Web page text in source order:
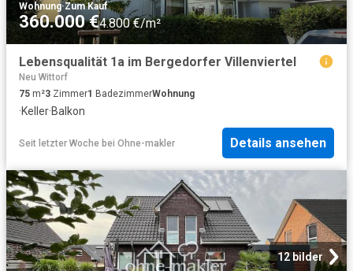
Wohnung·Zum Kauf
360.000 €4.800 €/m²
Lebensqualität 1a im Bergedorfer Villenviertel
Neu Wittorf
75 m²3 Zimmer1 BadezimmerWohnung
·Keller·Balkon
Seit letzter Woche bei Ohne-makler Details ansehen
12 bilder